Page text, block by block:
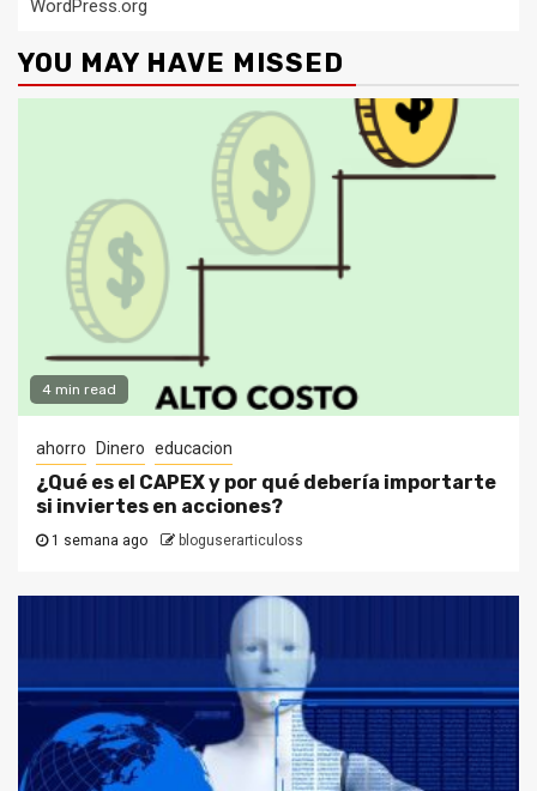
WordPress.org
YOU MAY HAVE MISSED
4 min read
ahorro Dinero educacion
¿Qué es el CAPEX y por qué debería importarte
si inviertes en acciones?
1 semana ago bloguserarticuloss